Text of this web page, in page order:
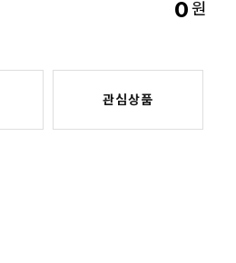
0원
관심상품